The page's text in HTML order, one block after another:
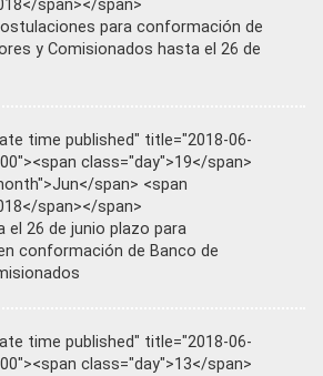
span></span>
para conformación de
y Comisionados hasta el 26 de
time published" title="2018-06-
class="day">19</span>
span> <span
span></span>
el 26 de junio plazo para
conformación de Banco de
time published" title="2018-06-
class="day">13</span>